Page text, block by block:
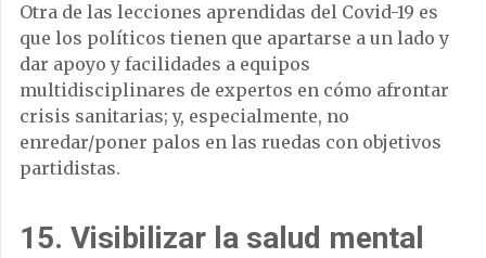
Otra de las lecciones aprendidas del Covid-19 es
que los políticos tienen que apartarse a un lado y
dar apoyo y facilidades a equipos
multidisciplinares de expertos en cómo afrontar
crisis sanitarias; y, especialmente, no
enredar/poner palos en las ruedas con objetivos
partidistas.
15. Visibilizar la salud mental